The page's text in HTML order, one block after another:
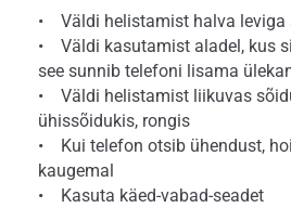
• Väldi helistamist halva leviga
• Väldi kasutamist aladel, kus
see sunnib telefoni lisama
• Väldi helistamist liikuvas
ühissõidukis, rongis
• Kui telefon otsib ühendust,
kaugemal
• Kasuta käed-vabad-seadet